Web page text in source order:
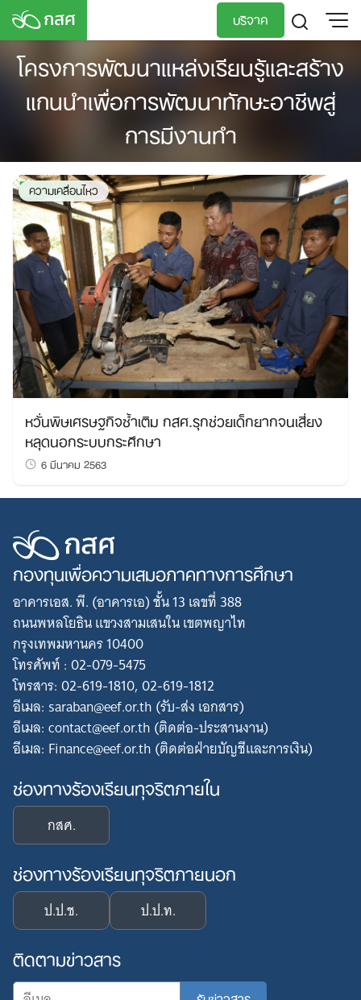
Skip
content
บริจาค
TH
EN
โครงการพัฒนาแหล่งเรียนรู้และสร้าง
แกนนำเพื่อการพัฒนาทักษะอาชีพสู่
การมีงานทำ
ความเคลื่อนไหว
หวั่นพิษเศรษฐกิจซ้ำเติม กสศ.รุกช่วยเด็กยากจนเสี่ยง
หลุดนอกระบบกระศึกษา
6 มีนาคม 2563
กองทุนเพื่อความเสมอภาคทางการศึกษา
อาคารเอส. พี. (อาคารเอ) ชั้น 13 เลขที่ 388
ถนนพหลโยธิน แขวงสามเสนใน เขตพญาไท
กรุงเทพมหานคร 10400
โทรศัพท์ : 02-079-5475
โทรสาร: 02-619-1810, 02-619-1812
อีเมล: saraban@eef.or.th (รับ-ส่ง เอกสาร)
อีเมล: contact@eef.or.th (ติดต่อ-ประสานงาน)
อีเมล: Finance@eef.or.th (ติดต่อฝ่ายบัญชีและการเงิน)
ช่องทางร้องเรียนทุจริตภายใน
กสศ.
ช่องทางร้องเรียนทุจริตภายนอก
ป.ป.ช. ป.ป.ท.
ติดตามข่าวสาร